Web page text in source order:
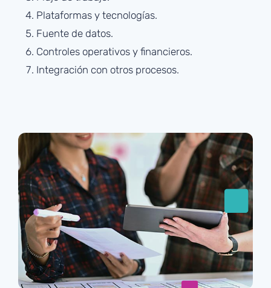
Plataformas y tecnologías.
Fuente de datos.
Controles operativos y financieros.
Integración con otros procesos.